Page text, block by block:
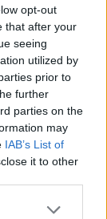
opt-out
that after your
seeing
utilized by
prior to
further
parties on the
may
IAB’s List of
it to other
AT-350,
hnedá/orech
(30 ks)
okamžite
€
€ bez DPH
+